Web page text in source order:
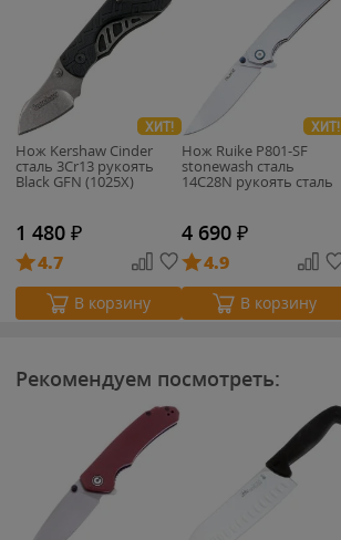
ХИТ!
Нож Kershaw Cinder
cталь 3Cr13 рукоять
Black GFN (1025X)
1 480 ₽
4.7
В корзину
ХИТ!
Нож Ruike P801-SF
stonewash сталь
14C28N рукоять сталь
4 690 ₽
4.9
В корзину
Рекомендуем посмотреть: